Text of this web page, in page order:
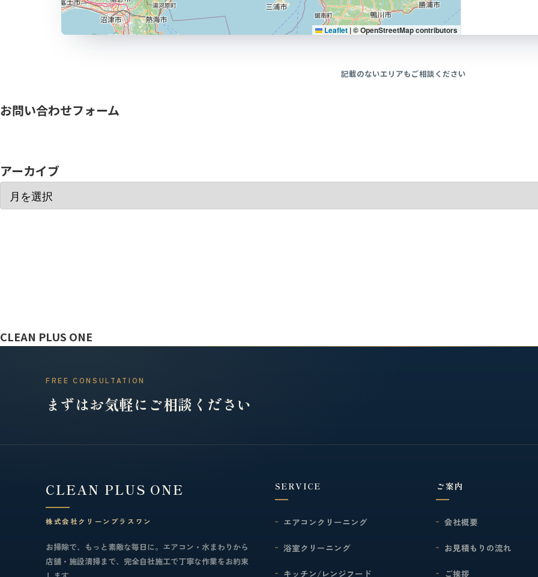
Leaflet |© OpenStreetMap contributors
記載のないエリアもご相談ください
お問い合わせフォーム
アーカイブ
CLEAN PLUS ONE
FREE CONSULTATION
まずはお気軽にご相談ください
CLEAN PLUS ONE
株式会社クリーンプラスワン
お掃除で、もっと素敵な毎日に。エアコン・水まわりから
店舗・施設清掃まで、完全自社施工で丁寧な作業をお約束
SERVICE
エアコンクリーニング
浴室クリーニング
キッチン/レンジフード
ご案内
会社概要
お見積もりの流れ
ご挨拶